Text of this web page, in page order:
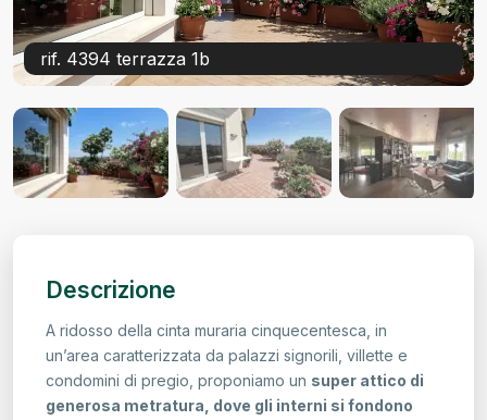
rif. 4394 terrazza 1b
Descrizione
A ridosso della cinta muraria cinquecentesca, in
un’area caratterizzata da palazzi signorili, villette e
condomini di pregio, proponiamo un super attico di
generosa metratura, dove gli interni si fondono